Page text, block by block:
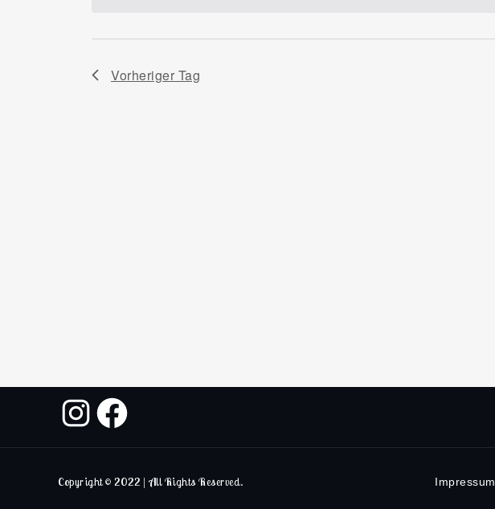
Vorheriger Tag
Copyright © 2022 | All Rights Reserved. Impressum